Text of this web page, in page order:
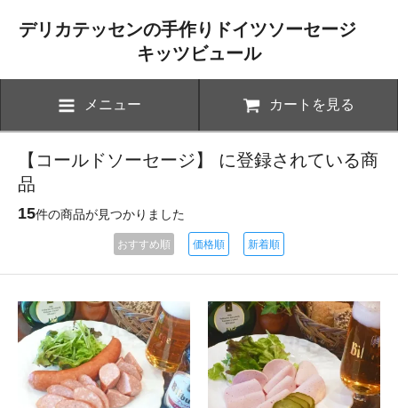
デリカテッセンの手作りドイツソーセージ
キッツビュール
メニュー カートを見る
【コールドソーセージ】 に登録されている商
品
15件の商品が見つかりました
おすすめ順 価格順 新着順